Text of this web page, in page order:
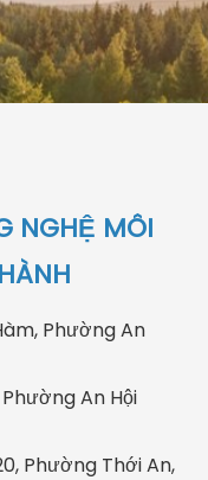
NGHỆ MÔI
Phường An
An Hội
Phường Thới An,